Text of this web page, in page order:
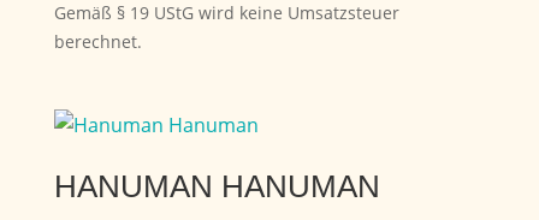
Gemäß § 19 UStG wird keine Umsatzsteuer
berechnet.
HANUMAN HANUMAN